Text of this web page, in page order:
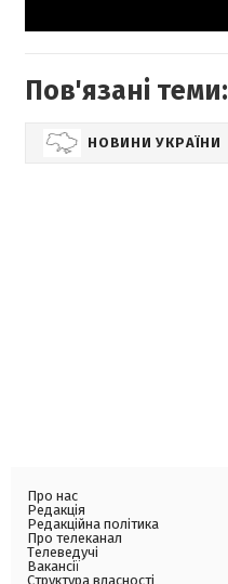
Пов'язані теми:
НОВИНИ УКРАЇНИ
Про нас
Редакція
Редакційна політика
Про телеканал
Телеведучі
Вакансії
Структура власності